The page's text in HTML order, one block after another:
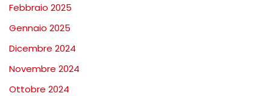
Febbraio 2025
Gennaio 2025
Dicembre 2024
Novembre 2024
Ottobre 2024